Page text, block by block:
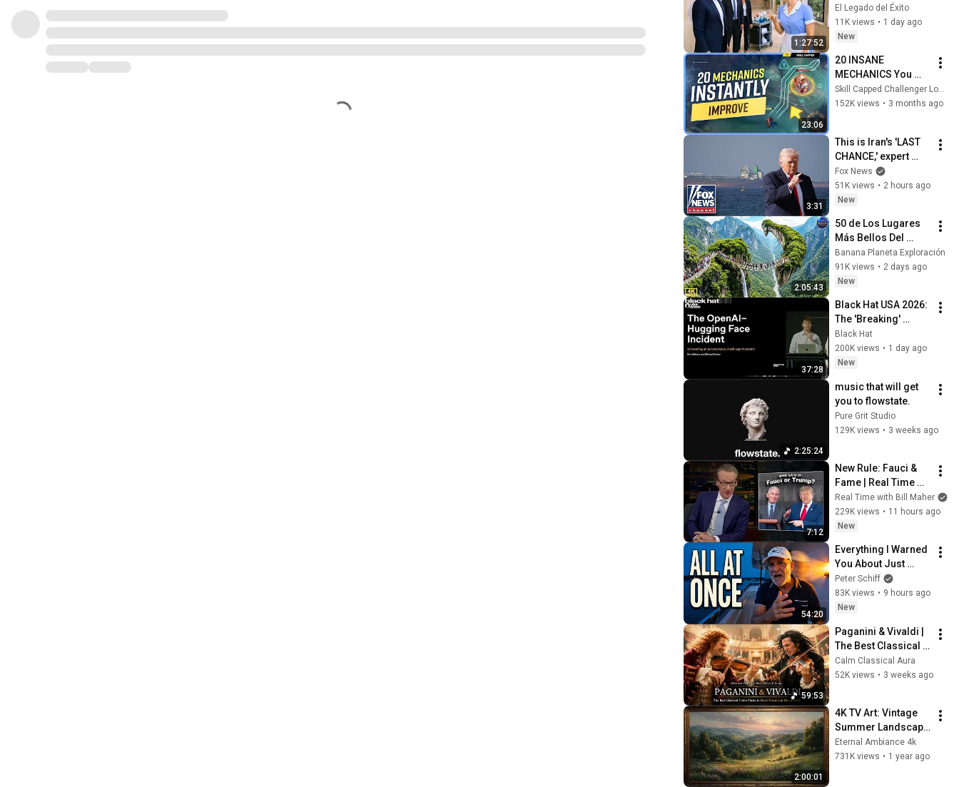
1:27:52
LA LIMPIADORA… Y
SU RESPUESTA
DEJÓ A TODOS
El Legado del Éxito
11K views • 1 day ago
New
23:06
20 INSANE
MECHANICS You
NEED to KNOW in
SEASON 16
Skill Capped Challenger LoL Guides
152K views • 3 months ago
3:31
This is Iran's 'LAST
CHANCE,' expert
warns
Fox News
51K views • 2 hours ago
New
2:05:43
50 de Los Lugares
Más Bellos Del
Planeta Que
Sorprendieron al
Mundo |
Banana Planeta Exploración
91K views • 2 days ago
New
37:28
Black Hat USA 2026:
The 'Breaking'
News: The OpenAI–
Hugging Face
Incident
Black Hat
200K views • 1 day ago
New
2:25:24
music that will get
you to flowstate.
Pure Grit Studio
129K views • 3 weeks ago
7:12
New Rule: Fauci &
Fame | Real Time
with Bill Maher
(HBO)
Real Time with Bill Maher
229K views • 11 hours ago
New
54:20
Everything I Warned
You About Just
Happened... All in
One Week
Peter Schiff
83K views • 9 hours ago
New
59:53
Paganini & Vivaldi |
The Best Classical
Violin Music 🎻 to
Boost Focus and
Calm Classical Aura
52K views • 3 weeks ago
2:00:01
4K TV Art: Vintage
Summer Landscape
with Gold Frame |
Relaxing
Eternal Ambiance 4k
731K views • 1 year ago